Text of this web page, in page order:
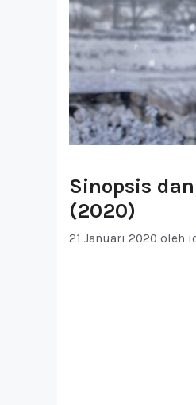
Sinopsis
(2020)
21 Januari 2020 oleh